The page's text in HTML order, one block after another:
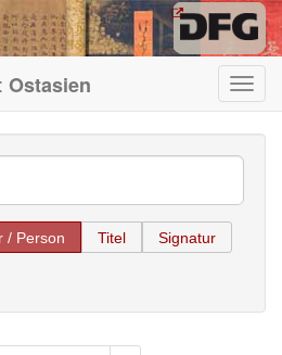
Ostasien
/ Person Titel Signatur